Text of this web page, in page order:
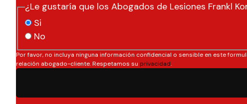
¿Le gustaría que los Abogados de Lesiones Frankl
Si
No
Por favor, no incluya ninguna información confidencial o sensible en este
relación abogado-cliente. Respetamos su privacidad.